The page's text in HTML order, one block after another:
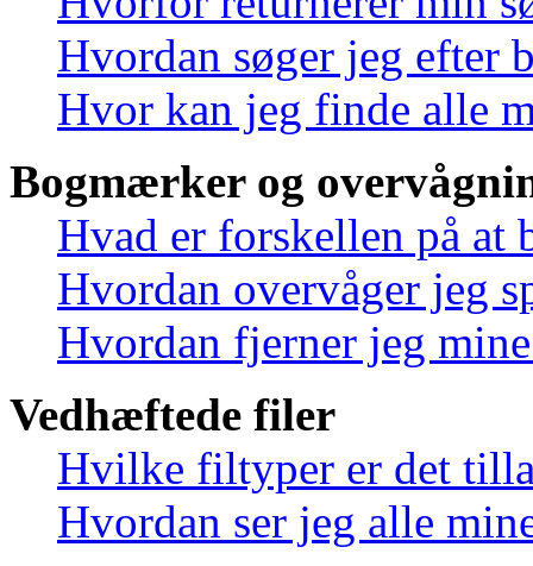
Hvordan søger jeg efter
Hvor kan jeg finde alle
Bogmærker og
Hvad er forskellen på at
Hvordan overvåger jeg
Hvordan fjerner jeg
Vedhæftede filer
Hvilke filtyper er det
Hvordan ser jeg alle